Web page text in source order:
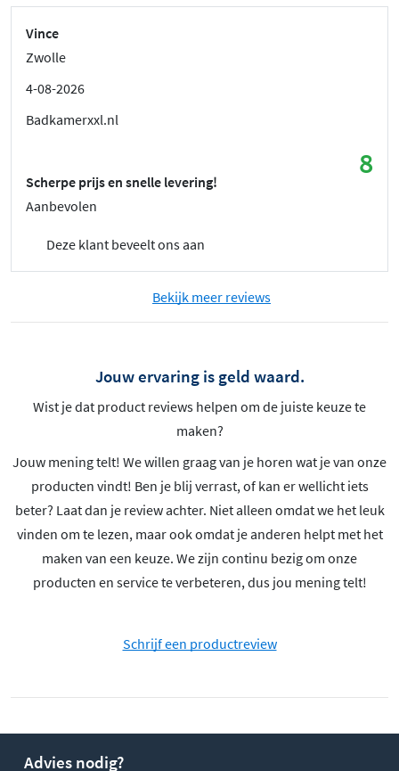
Vince
Zwolle
4-08-2026
Badkamerxxl.nl
8
Scherpe prijs en snelle levering!
Aanbevolen
Deze klant beveelt ons aan
Bekijk meer reviews
Jouw ervaring is geld waard.
Wist je dat product reviews helpen om de juiste keuze te
maken?
Jouw mening telt! We willen graag van je horen wat je van onze
producten vindt! Ben je blij verrast, of kan er wellicht iets
beter? Laat dan je review achter. Niet alleen omdat we het leuk
vinden om te lezen, maar ook omdat je anderen helpt met het
maken van een keuze. We zijn continu bezig om onze
producten en service te verbeteren, dus jou mening telt!
Schrijf een productreview
Advies nodig?